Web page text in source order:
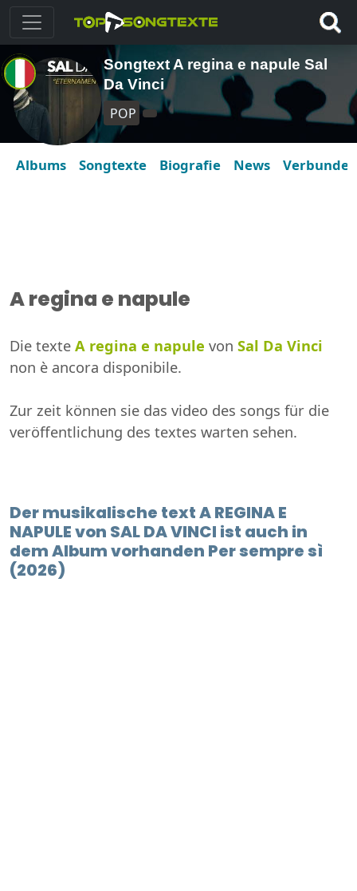
Songtext A regina e napule Sal
Da Vinci
POP
Albums Songtexte Biografie News Verbunden
A regina e napule
Die texte A regina e napule von Sal Da Vinci
non è ancora disponibile.
Zur zeit können sie das video des songs für die
veröffentlichung des textes warten sehen.
Der musikalische text A REGINA E
NAPULE von SAL DA VINCI ist auch in
dem Album vorhanden Per sempre sì
(2026)